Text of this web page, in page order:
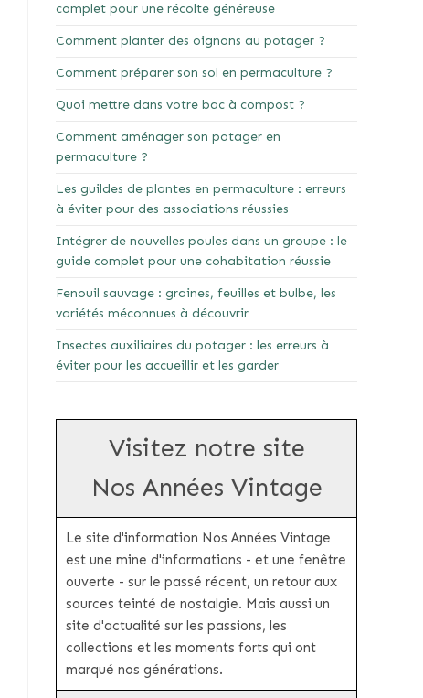
complet pour une récolte généreuse
Comment planter des oignons au potager ?
Comment préparer son sol en permaculture ?
Quoi mettre dans votre bac à compost ?
Comment aménager son potager en
permaculture ?
Les guildes de plantes en permaculture : erreurs
à éviter pour des associations réussies
Intégrer de nouvelles poules dans un groupe : le
guide complet pour une cohabitation réussie
Fenouil sauvage : graines, feuilles et bulbe, les
variétés méconnues à découvrir
Insectes auxiliaires du potager : les erreurs à
éviter pour les accueillir et les garder
Visitez notre site
Nos Années Vintage
Le site d'information Nos Années Vintage
est une mine d'informations - et une fenêtre
ouverte - sur le passé récent, un retour aux
sources teinté de nostalgie. Mais aussi un
site d'actualité sur les passions, les
collections et les moments forts qui ont
marqué nos générations.